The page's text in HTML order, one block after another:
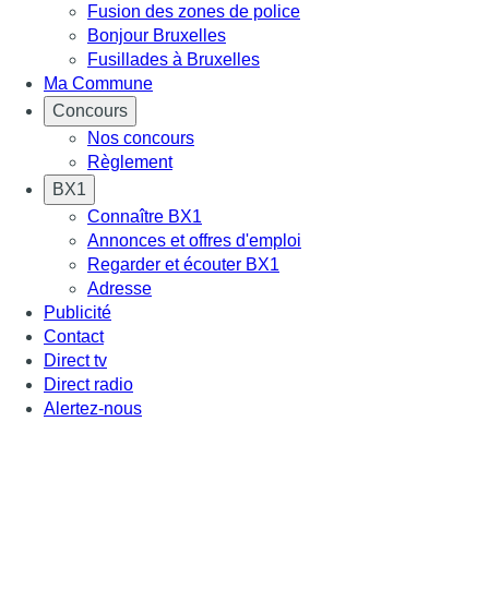
Fusion des zones de police
Bonjour Bruxelles
Fusillades à Bruxelles
Ma Commune
Concours
Nos concours
Règlement
BX1
Connaître BX1
Annonces et offres d'emploi
Regarder et écouter BX1
Adresse
Publicité
Contact
Direct tv
Direct radio
Alertez-nous